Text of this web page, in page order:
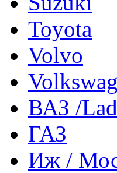
Toyota
Volvo
ВАЗ /
ГАЗ
Иж /